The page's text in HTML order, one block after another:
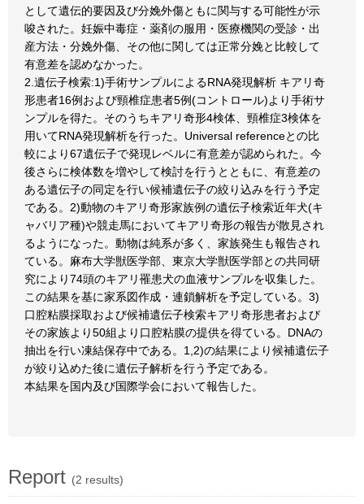
として遺伝的要因及び分娩外傷ともに関与する可能性が示
唆された。妊娠中毒症・薬剤の服用・医療機関の受診・出
産方法・分娩外傷、その他に関しては正常分娩と比較して
有意差を認めなかった。
2.遺伝子検索:1)手術サンプルによるRNA発現解析 キアリ奇
形患者16例および頸椎症患者5例(コントロール)より手術サ
ンプルを得た。そのうちキアリ奇形4検体、頸椎症3検体を
用いてRNA発現解析を行った。Universal referenceとの比
較により67遺伝子で発現レベルに有意差が認められた。今
後さらに検体数を増やして検討を行うとともに、有意差の
ある遺伝子の同定を行い候補遺伝子の絞り込みを行う予定
である。2)動物のキアリ奇形家族例の遺伝子検索近年犬(キ
ャバリア種)や競走馬においてキアリ奇形の報告が散見され
るようになった。動物は純系が多く、家族発生も報告され
ている。麻布大学獣医学部、東京大学獣医学部との共同研
究により74頭のキアリ罹患犬の血液サンプルを収集した。
この結果を基に家系図作成・連鎖解析を予定している。3)
口腔粘膜採取および候補遺伝子検索キアリ奇形患者および
その家族より50組より口腔粘膜の提供を得ている。DNAの
抽出を行い凍結保存中である。1,2)の結果により候補遺伝子
が絞り込めた後に遺伝子解析を行う予定である。
本結果を国内及び国際学会において報告した。
Report (2 results)